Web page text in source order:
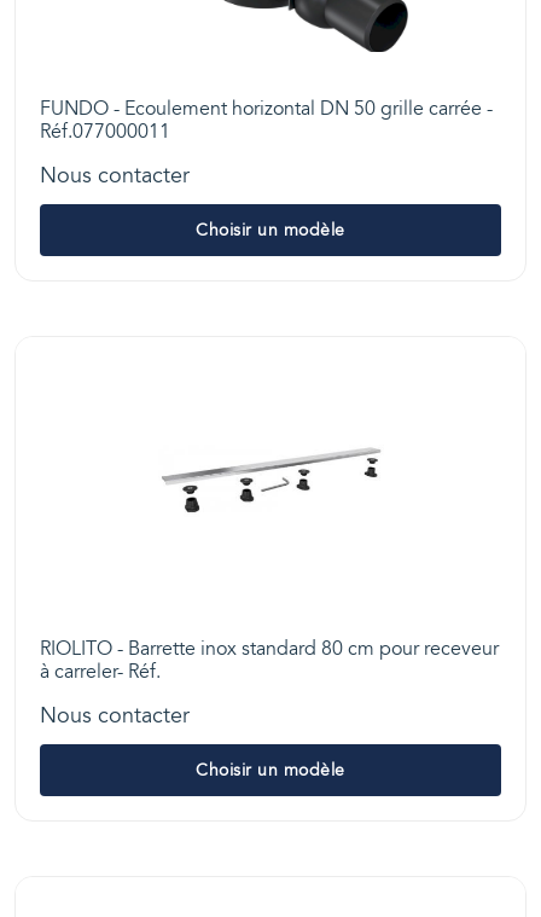
FUNDO - Ecoulement horizontal DN 50 grille carrée -
Réf.077000011
Nous contacter
Choisir un modèle
RIOLITO - Barrette inox standard 80 cm pour receveur
à carreler- Réf.
Nous contacter
Choisir un modèle